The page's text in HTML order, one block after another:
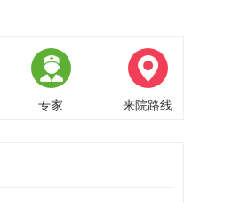
专家 来院路线